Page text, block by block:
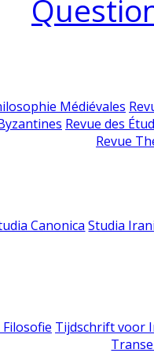
Médiévales
Revue des
Revue
Canonica Studia
Tijdschrift voor